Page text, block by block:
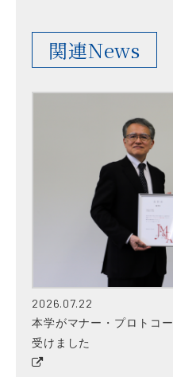
関連News
2026.07.22
本学がマナー・プロトコ
受けました